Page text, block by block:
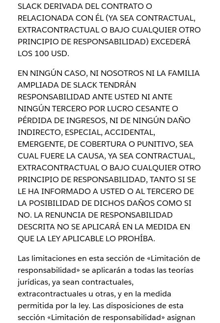
SLACK DERIVADA DEL CONTRATO O
RELACIONADA CON ÉL (YA SEA CONTRACTUAL,
EXTRACONTRACTUAL O BAJO CUALQUIER OTRO
PRINCIPIO DE RESPONSABILIDAD) EXCEDERÁ
LOS 100 USD.
EN NINGÚN CASO, NI NOSOTROS NI LA FAMILIA
AMPLIADA DE SLACK TENDRÁN
RESPONSABILIDAD ANTE USTED NI ANTE
NINGÚN TERCERO POR LUCRO CESANTE O
PÉRDIDA DE INGRESOS, NI DE NINGÚN DAÑO
INDIRECTO, ESPECIAL, ACCIDENTAL,
EMERGENTE, DE COBERTURA O PUNITIVO, SEA
CUAL FUERE LA CAUSA, YA SEA CONTRACTUAL,
EXTRACONTRACTUAL O BAJO CUALQUIER OTRO
PRINCIPIO DE RESPONSABILIDAD, TANTO SI SE
LE HA INFORMADO A USTED O AL TERCERO DE
LA POSIBILIDAD DE DICHOS DAÑOS COMO SI
NO. LA RENUNCIA DE RESPONSABILIDAD
DESCRITA NO SE APLICARÁ EN LA MEDIDA EN
QUE LA LEY APLICABLE LO PROHÍBA.
Las limitaciones en esta sección de «Limitación de
responsabilidad» se aplicarán a todas las teorías
jurídicas, ya sean contractuales,
extracontractuales u otras, y en la medida
permitida por la ley. Las disposiciones de esta
sección «Limitación de responsabilidad» asignan